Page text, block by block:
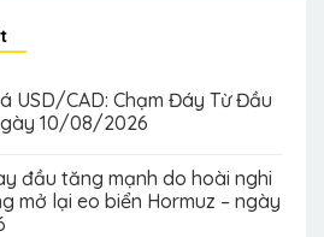
USD/CAD: Chạm Đáy Từ Đầu
10/08/2026
đầu tăng mạnh do hoài nghi
mở lại eo biển Hormuz – ngày